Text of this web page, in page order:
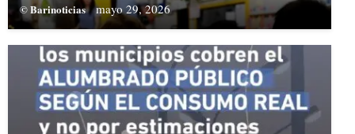
© Barinoticias mayo 29, 2026